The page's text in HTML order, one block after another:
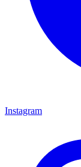
Instagram